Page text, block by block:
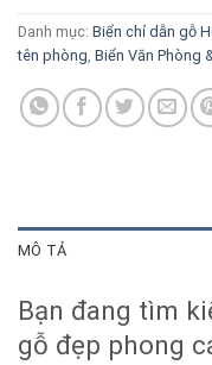
Danh mục: Biển chỉ dẫn gỗ
tên phòng Biển Văn Phòng
MÔ TẢ
Bạn đang tìm
gỗ đẹp phong